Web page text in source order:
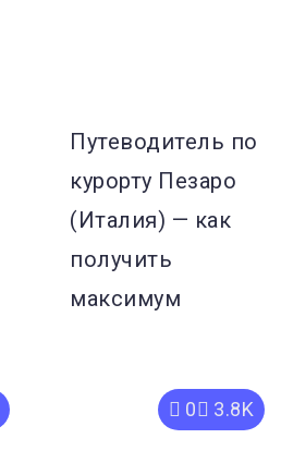
Путеводитель по
курорту Пезаро
(Италия) — как
получить
максимум
0 3.8K